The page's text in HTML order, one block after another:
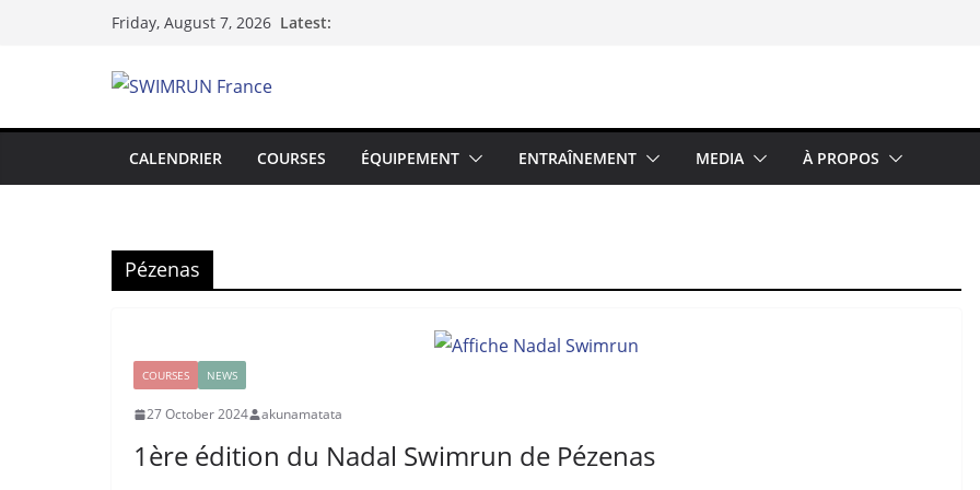
Friday, August 7, 2026 Latest:
CALENDRIER COURSES ÉQUIPEMENT ENTRAÎNEMENT MEDIA À PROPOS
Pézenas
COURSES NEWS
27 October 2024 akunamatata
1ère édition du Nadal Swimrun de Pézenas